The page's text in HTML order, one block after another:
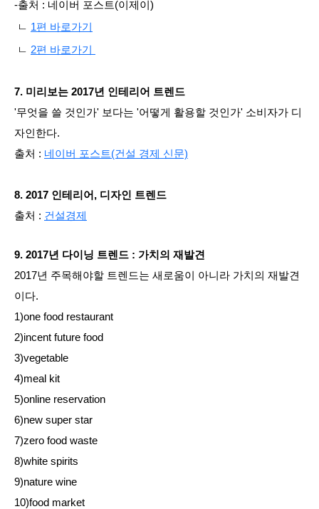
-출처 : 네이버 포스트(이제이)
ㄴ 1편 바로가기
ㄴ 2편 바로가기
7. 미리보는 2017년 인테리어 트렌드
'무엇을 쓸 것인가' 보다는 '어떻게 활용할 것인가' 소비자가 디
자인한다.
출처 : 네이버 포스트(건설 경제 신문)
8. 2017 인테리어, 디자인 트렌드
출처 : 건설경제
9. 2017년 다이닝 트렌드 : 가치의 재발견
2017년 주목해야할 트렌드는 새로움이 아니라 가치의 재발견
이다.
1)one food restaurant
2)incent future food
3)vegetable
4)meal kit
5)online reservation
6)new super star
7)zero food waste
8)white spirits
9)nature wine
10)food market